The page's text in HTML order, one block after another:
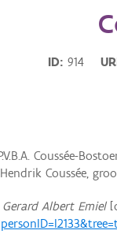
ID 914
Coussée-
Coussée,
Gerard Albert Emiel